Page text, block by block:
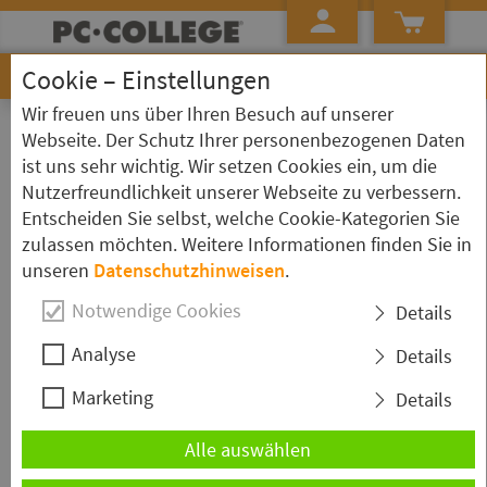
Startseite»Seminarübersicht ...»3ds Max
Schulungen zum Thema: 3ds Max
3ds Max - Grundkurs
Erlernen Sie im3ds MaxGrundkurs die grundlegenden Funktionen
Dieses Seminar vermittelt praxisnah die wichtigsten Techniken von
und Film.
Dauer:4 Tage Ort & Termin wählen
3ds Max - Aufbaukurs
Cookie – Einstellungen
Wir freuen uns über Ihren Besuch auf unserer
Webseite. Der Schutz Ihrer personenbezogenen Daten
ist uns sehr wichtig. Wir setzen Cookies ein, um die
Nutzerfreundlichkeit unserer Webseite zu verbessern.
Entscheiden Sie selbst, welche Cookie-Kategorien Sie
zulassen möchten. Weitere Informationen finden Sie in
unseren Datenschutzhinweisen.
Notwendige Cookies
Details
Analyse
Details
Marketing
Details
Alle auswählen